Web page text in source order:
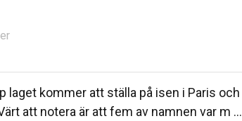
laget kommer att ställa på isen i Paris och
att notera är att fem av namnen var m ...